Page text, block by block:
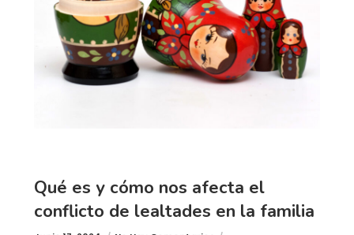
Qué es y cómo nos afecta el
conflicto de lealtades en la familia